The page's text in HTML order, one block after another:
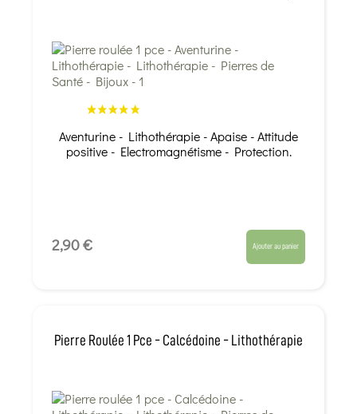
Aventurine - Lithothérapie - Apaise - Attitude
positive - Electromagnétisme - Protection.
2,90 € Ajouter au panier
Pierre Roulée 1 Pce - Calcédoine - Lithothérapie